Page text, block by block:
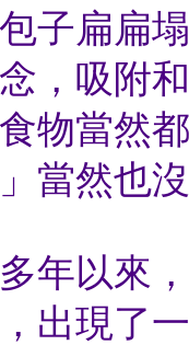
子扁扁
，吸附
物當然
」當然也
年以來
，出現了